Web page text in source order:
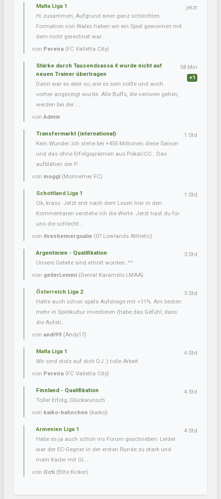
Malta Liga 1
Hi zusammen, Aufgrund einer ganz schlechten
Formation von Wales haben wir ein Spiel gewonnen mit
dem nicht gerechnet war...
von Pereira (FC Valletta City)
jetzt
Stärke durch Tausendsassa 4 wurde nicht auf
neuen Trainer übertragen
Dann war es aber so, wie es sein sollte und auch
vorher angezeigt wurde. Alle Buffs, die verloren gehen,
werden bei der ...
vonAdmin
58 Min
+1
Transfermarkt (international)
Kein Wunder..Ich stehe bei +455 Millionen diese Saison
und das ohne Erfolgsprämien aus Pokal/CC.. Das
aufblähen der P...
von moggl (Monnemer FC)
1 Std
Schottland Liga 1
Ok, krass. Jetzt erst nach dem Lesen hier in den
Kommentaren verstehe ich die Werte. Jetzt hast du für
uns die schlecht...
von ilvesheimergoalie (07 Lowlands Athletic)
1 Std
Argentinien - Qualifikation
Unsere Gebete sind erhört worden..^^
von geilerLemmi (Genial Karamelo LMAA)
3 Std
Österreich Liga 2
Hatte auch schon späte Aufstiege mit >11%. Am besten
mehr in Spielkultur investieren (habe das Gefühl, dass
die Aufsti...
von andi99 (Andy17)
3 Std
Malta Liga 1
Wir sind stolz auf dich DJ :) tolle Arbeit
von Pereira (FC Valletta City)
4 Std
Finnland - Qualifikation
Toller Erfolg, Glückwunsch
von kaiko-hahnchen (kaiko)
4 Std
Armenien Liga 1
Habe es ja auch schon ins Forum geschrieben: Leider
war der EC-Gegner in der ersten Runde zu stark und
mein Kader mit Gl...
von Octi (Elite Kicker)
4 Std